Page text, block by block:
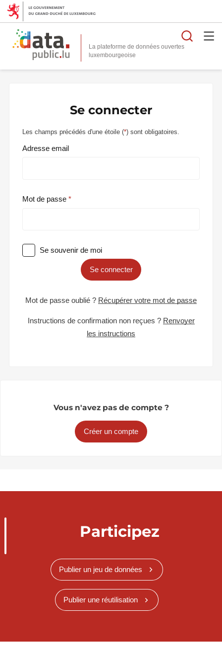
La plateforme de données ouvertes
Se connecter
Les champs précédés d'une étoile (*) sont obligatoires.
Adresse email
Mot de passe
Se souvenir de moi
Se connecter
Mot de passe oublié ? Récupérer votre mot de passe
Instructions de confirmation non reçues ? Renvoyer
les instructions
Vous n'avez pas de compte ?
Créer un compte
Participez
Publier un jeu de données
Publier une réutilisation